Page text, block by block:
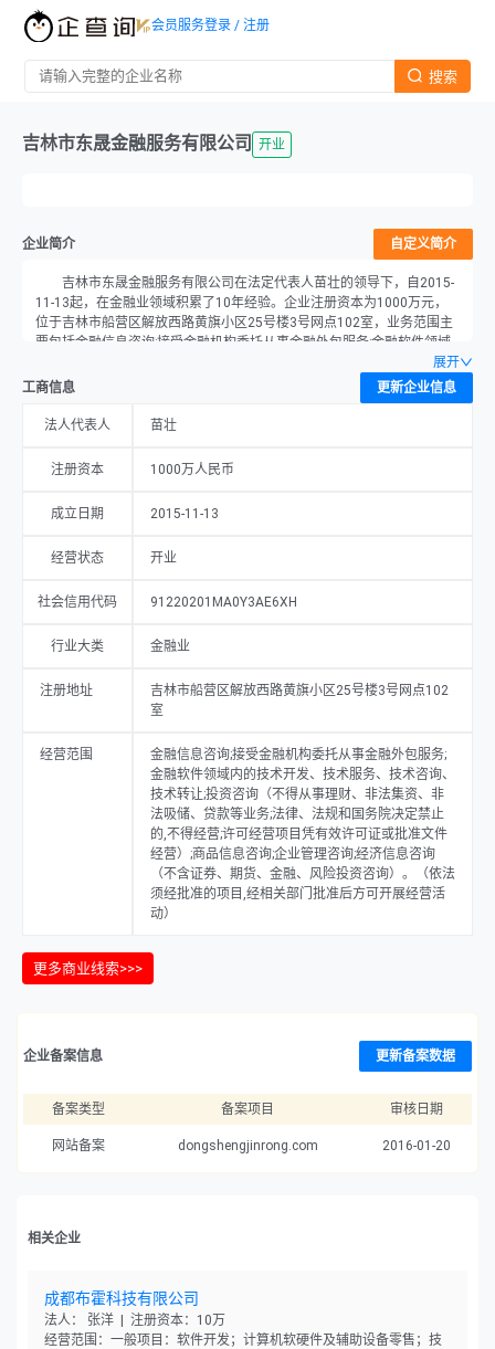
搜索
会员服务登录 / 注册
吉林市东晟金融服务有限公司 开业
企业简介 自定义简介
吉林市东晟金融服务有限公司在法定代表人苗壮的领导下，自2015-
11-13起，在金融业领域积累了10年经验。企业注册资本为1000万元，
位于吉林市船营区解放西路黄旗小区25号楼3号网点102室，业务范围主
要包括金融信息咨询;接受金融机构委托从事金融外包服务;金融软件领域
内的技术开发、技术服务、技术咨询、技术转让;投资咨询（不得从事理
财、非法集资、非法吸储、贷款等业务;法律、法规和国务院决定禁止的,
不得经营;许可经营项目凭有效许可证或批准文件经营）;商品信息咨询;企
业管理咨询;经济信息咨询（不含证券、期货、金融、风险投资咨询）。
展开
工商信息
更新企业信息
法人代表人 苗壮
注册资本 1000万人民币
成立日期 2015-11-13
经营状态 开业
社会信用代码 91220201MA0Y3AE6XH
行业大类 金融业
注册地址
吉林市船营区解放西路黄旗小区25号楼3号网点102
室
经营范围
金融信息咨询;接受金融机构委托从事金融外包服务;
金融软件领域内的技术开发、技术服务、技术咨询、
技术转让;投资咨询（不得从事理财、非法集资、非
法吸储、贷款等业务;法律、法规和国务院决定禁止
的,不得经营;许可经营项目凭有效许可证或批准文件
经营）;商品信息咨询;企业管理咨询;经济信息咨询
（不含证券、期货、金融、风险投资咨询）。（依法
须经批准的项目,经相关部门批准后方可开展经营活
动）
更多商业线索>>>
企业备案信息 更新备案数据
备案类型 备案项目 审核日期
网站备案 dongshengjinrong.com 2016-01-20
相关企业
成都布霍科技有限公司
法人： 张洋 | 注册资本：10万
经营范围：一般项目：软件开发；计算机软硬件及辅助设备零售；技